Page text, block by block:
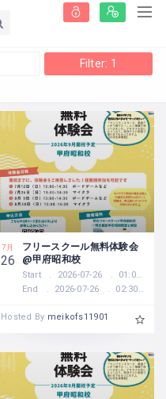
Filter: 1
7月
26
フリースクール無料体験会
@甲府昭和校
Start 2026-07-26
01:00 PM
End
2026-07-26 02:30 PM
Hosted By meikofs11901